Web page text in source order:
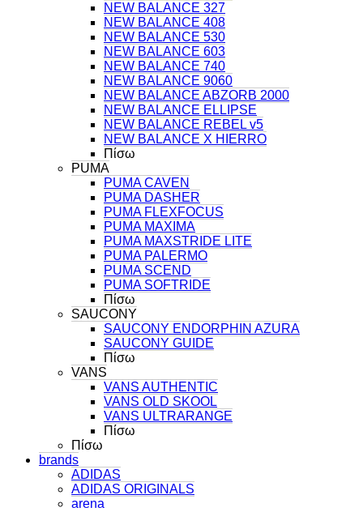
NEW BALANCE 327
NEW BALANCE 408
NEW BALANCE 530
NEW BALANCE 603
NEW BALANCE 740
NEW BALANCE 9060
NEW BALANCE ABZORB 2000
NEW BALANCE ELLIPSE
NEW BALANCE REBEL v5
NEW BALANCE X HIERRO
Πίσω
PUMA
PUMA CAVEN
PUMA DASHER
PUMA FLEXFOCUS
PUMA MAXIMA
PUMA MAXSTRIDE LITE
PUMA PALERMO
PUMA SCEND
PUMA SOFTRIDE
Πίσω
SAUCONY
SAUCONY ENDORPHIN AZURA
SAUCONY GUIDE
Πίσω
VANS
VANS AUTHENTIC
VANS OLD SKOOL
VANS ULTRARANGE
Πίσω
Πίσω
brands
ADIDAS
ADIDAS ORIGINALS
arena